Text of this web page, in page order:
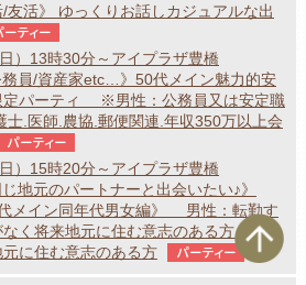
友活》 ゆっくりお話しカジュアルな出
ーティー
）13時30分～アイプラザ豊橋
員/資産家etc…》50代メイン魅力的安
定パーティ ※男性：公務員又は安定職
士.医師.農協.郵便関連.年収350万以上会
パーティー
）15時20分～アイプラザ豊橋
地元のパートナーと出会いたい♪》
代メイン同年代男女編》 男性：転勤す
なく将来地元に住む意志のある方 女
に住む意志のある方
パーティー